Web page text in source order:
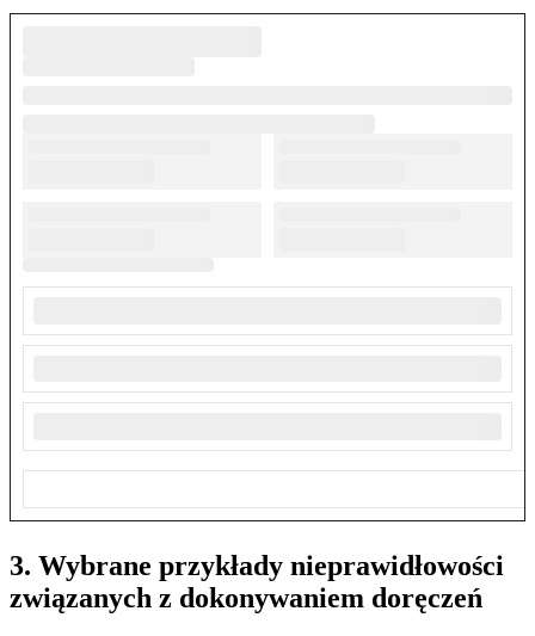
3. Wybrane przykłady nieprawidłowości
związanych z dokonywaniem doręczeń